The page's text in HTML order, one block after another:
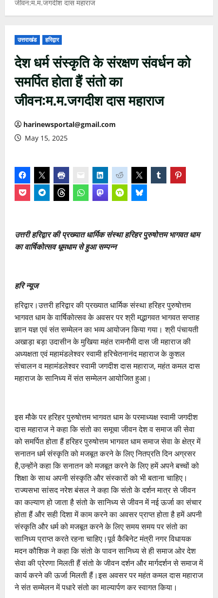
जीवन:म.म.जगदीश दास महाराज
उत्तराखंड हरिद्वार
देश धर्म संस्कृति के संरक्षण संवर्धन को
समर्पित होता हैं संतो का
जीवन:म.म.जगदीश दास महाराज
harinewsportal@gmail.com
May 15, 2025
उत्तरी हरिद्वार की प्रख्यात धार्मिक संस्था हरिहर पुरुषोत्तम भागवत धाम
का वार्षिकोत्सव धूमधाम से हुआ सम्पन्न
हरि न्यूज
हरिद्वार।उत्तरी हरिद्वार की प्रख्यात धार्मिक संस्था हरिहर पुरुषोत्तम
भागवत धाम के वार्षिकोत्सव के अवसर पर श्री मद्भागवत भागवत सप्ताह
ज्ञान यज्ञ एवं संत सम्मेलन का भव्य आयोजन किया गया। श्री पंचायती
अखाड़ा बड़ा उदासीन के मुखिया महंत रामनौमी दास जी महाराज की
अध्यक्षता एवं महामंडलेश्वर स्वामी हरिचेतनानंद महाराज के कुशल
संचालन व महामंडलेश्वर स्वामी जगदीश दास महाराज, महंत कमल दास
महाराज के सानिध्य में संत सम्मेलन आयोजित हुआ।
इस मौके पर हरिहर पुरुषोत्तम भागवत धाम के परमाध्यक्ष स्वामी जगदीश
दास महाराज ने कहा कि संतो का समूचा जीवन देश व समाज की सेवा
को समर्पित होता हैं हरिहर पुरुषोत्तम भागवत धाम समाज सेवा के क्षेत्र में
सनातन धर्म संस्कृति को मजबूत करने के लिए नितप्रति दिन अग्रसर
है,उन्होंने कहा कि सनातन को मजबूत करने के लिए हमें अपने बच्चों को
शिक्षा के साथ अपनी संस्कृति और संस्कारों को भी बताना चाहिए।
राज्यसभा सांसद नरेश बंसल ने कहा कि संतो के दर्शन मात्र से जीवन
का कल्याण हो जाता है संतो के सानिध्य से जीवन में नई ऊर्जा का संचार
होता हैं और सही दिशा में काम करने का अवसर प्राप्त होता है हमें अपनी
संस्कृति और धर्म को मजबूत करने के लिए समय समय पर संतो का
सानिध्य प्राप्त करते रहना चाहिए।पूर्व कैबिनेट मंत्री नगर विधायक
मदन कौशिक ने कहा कि संतो के पावन सानिध्य से ही समाज ओर देश
सेवा की प्रेरणा मिलती हैं संतो के जीवन दर्शन और मार्गदर्शन से समाज में
कार्य करने की ऊर्जा मिलती हैं।इस अवसर पर महंत कमल दास महाराज
ने संत सम्मेलन में पधारे संतो का माल्यार्पण कर स्वागत किया।